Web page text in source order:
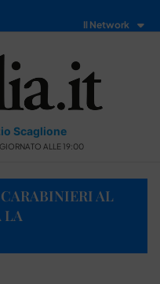
Il Network
Scaglione
ALLE 19:00
AL
LA